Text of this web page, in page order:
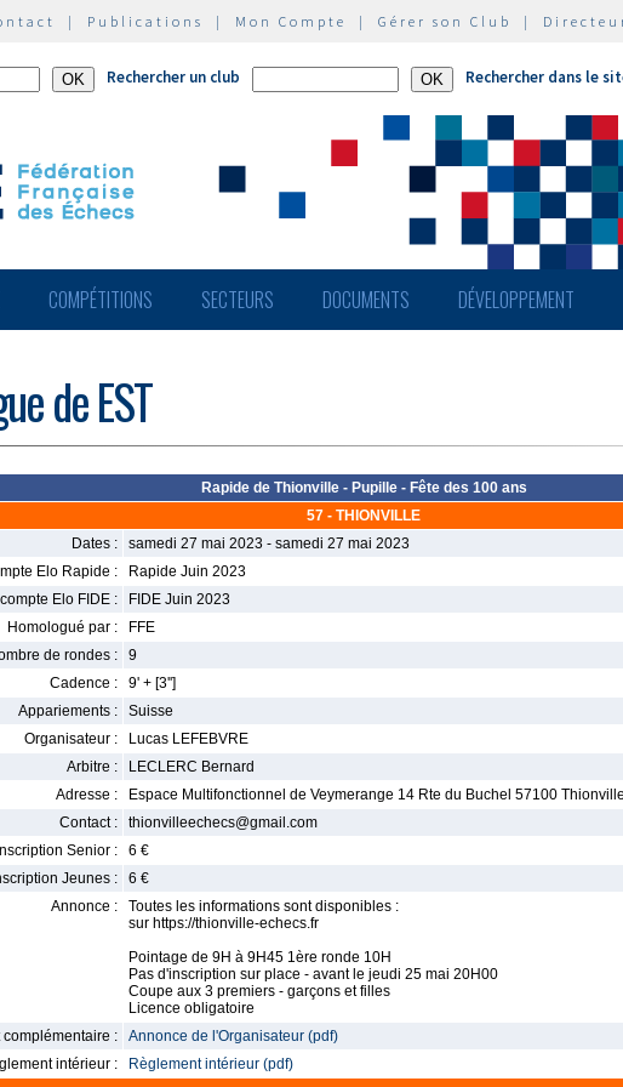
| Publications | Mon Compte | Gérer son Club |
Rechercher un club Rechercher dans le
COMPÉTITIONS SECTEURS DOCUMENTS DÉVELOPPEMENT
de EST
Rapide de Thionville - Pupille - Fête des 100 ans
57 - THIONVILLE
Dates :
samedi 27 mai 2023 - samedi 27 mai 2023
Elo Rapide :
Rapide Juin 2023
Elo FIDE :
FIDE Juin 2023
Homologué par :
FFE
de rondes :
9
Cadence :
9' + [3'']
Appariements :
Suisse
Organisateur :
Lucas LEFEBVRE
Arbitre :
LECLERC Bernard
Adresse :
Espace Multifonctionnel de Veymerange 14 Rte du Buchel 57100
Contact :
thionvilleechecs@gmail.com
Inscription Senior :
6 €
Jeunes :
6 €
Annonce :
Toutes les informations sont disponibles :
sur https://thionville-echecs.fr
Pointage de 9H à 9H45 1ère ronde 10H
Pas d'inscription sur place - avant le jeudi 25 mai 20H00
Coupe aux 3 premiers - garçons et filles
Licence obligatoire
complémentaire :
Annonce de l'Organisateur (pdf)
intérieur :
Règlement intérieur (pdf)